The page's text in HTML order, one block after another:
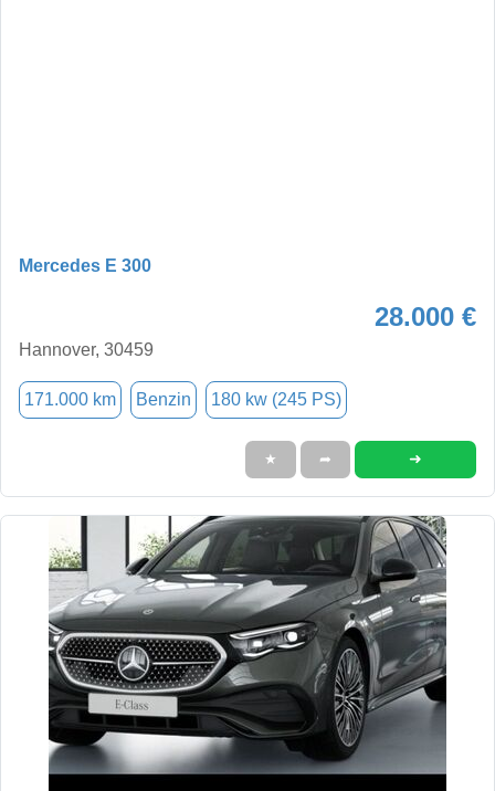
Mercedes E 300
28.000 €
Hannover, 30459
171.000 km Benzin 180 kw (245 PS)
★ ➦ ➜